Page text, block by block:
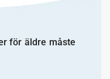
för äldre måste